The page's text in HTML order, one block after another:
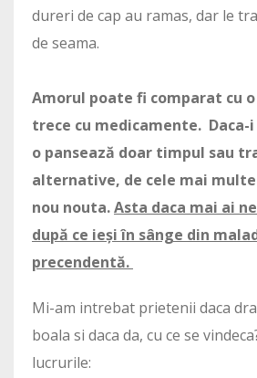
dureri de cap au ramas, dar le
de seama.
Amorul poate fi comparat cu o
trece cu medicamente. Daca-
o pansează doar timpul sau
alternative, de cele mai
nou nouta.Asta daca mai ai
după ce ieși în sânge din
precendentă.
Mi-am intrebat prietenii daca
boala si daca da, cu ce se
lucrurile: